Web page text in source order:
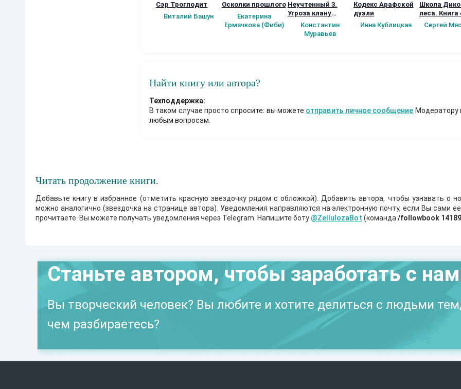
Сэр Троглодит
Виталий Башун
Осколки прошлого
Екатерина
Ермачкова (Фиби)
Неучтенный 3.
Угроза клану
(Альтернативное
продолжение)
Константин
Муравьев
Кодекс Арафской
дуэли
Инна Кублицкая
Школа
леса. Книга
Сергей
Найти книгу или автора?
Техподдержка:
В таком случае просто спросите: вы можете отправить личное сообщение Модератору
любым вопросам.
Читать продолжение книги.
Добавьте книгу в избранное (отметить красную звездочку рядом с обложкой). Добавить автора, чтобы узнавать о
можно аналогично (звездочка на странице автора). Уведомления направляются на электронную почту, если Вы сами
прочитаете. Вы можете получать уведомления через Telegram. Напишите боту @ZellulozaBot (команда /followbook 14189
Станьте автором, чтобы заработать с
Вы творческий человек? Вы любите и хотите делиться с людьми
чем разбираетесь?